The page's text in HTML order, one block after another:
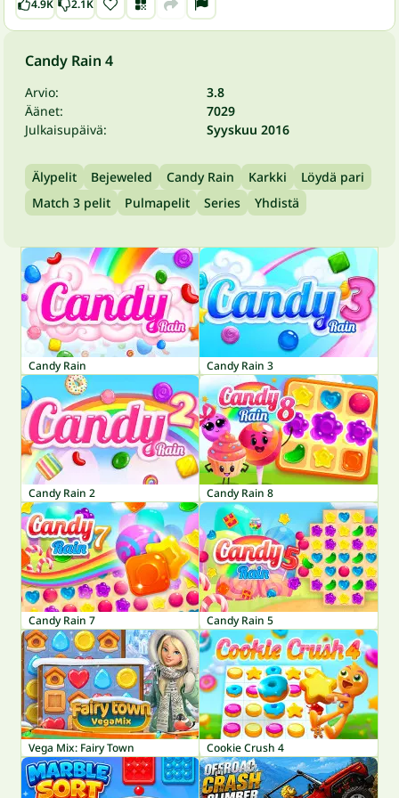
4.9K 2.1K
Candy Rain 4
Arvio:
3.8
Äänet:
7029
Julkaisupäivä:
Syyskuu 2016
Älypelit Bejeweled Candy Rain Karkki
Löydä pari
Match 3 pelit
Pulmapelit Series Yhdistä
Candy Rain Candy Rain 3
Candy Rain 2 Candy Rain 8
Candy Rain 7 Candy Rain 5
Vega Mix: Fairy Town Cookie Crush 4